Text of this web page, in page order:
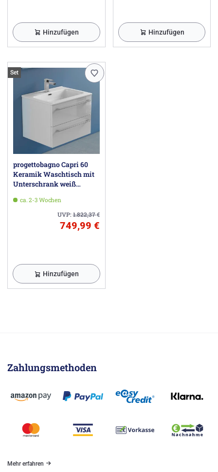
Hinzufügen Hinzufügen
Set
progettobagno Capri 60
Keramik Waschtisch mit
Unterschrank weiß
ca. 2-3 Wochen
UVP:1.822,37€
749,99 €
Hinzufügen
Zahlungsmethoden
Mehr erfahren